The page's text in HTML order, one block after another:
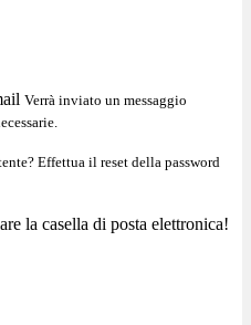
Verrà inviato un messaggio
Effettua il reset della password
la casella di posta elettronica!